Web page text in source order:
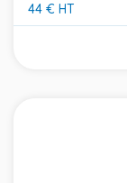
44 € HT
Prix